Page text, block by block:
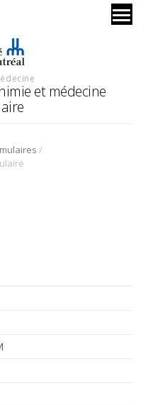
et médecine
/